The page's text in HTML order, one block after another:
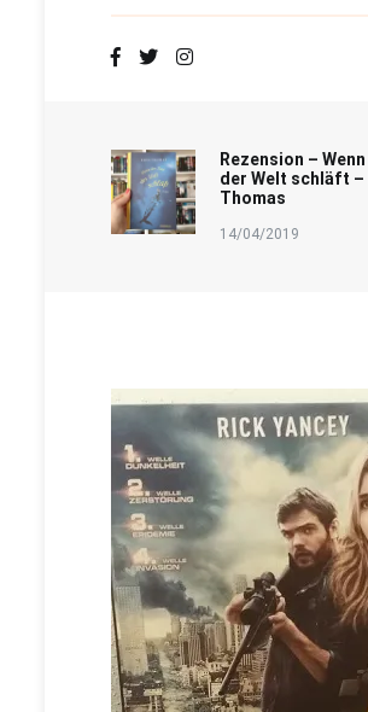
Rezension –
der Welt schläft –
Thomas
14/04/2019